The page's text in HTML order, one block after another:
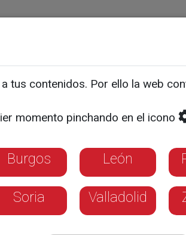
sentencia: el
referentes de este
tus contenidos. Por ello la web
momento pinchando en el icono
Burgos León
Soria Valladolid